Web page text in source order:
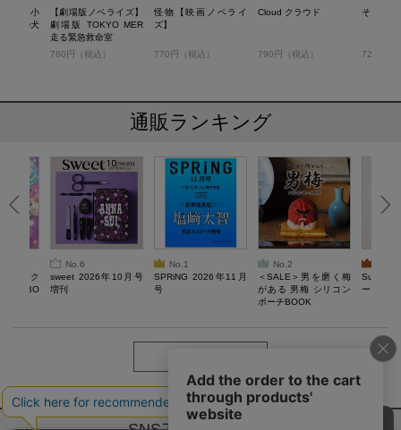
イズ】小
ル家の犬
【劇場版ノベライズ】
劇場版 TOKYO MER
走る緊急救命室
760円（税込）
怪物【映画ノベライ
ズ】
770円（税込）
Cloud クラウド
790円（税込）
そして父
723円（
通販ランキング
るスク
ぷにBO
No.6
sweet 2026年10月号
増刊
No.1
SPRiNG 2026年11月
号
No.2
＜SALE＞男を磨く梅
がある 男梅 シリコン
ポーチBOOK
ーツチャ